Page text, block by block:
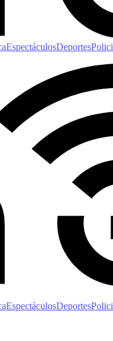
EspectáculosDeportes
EspectáculosDeportes